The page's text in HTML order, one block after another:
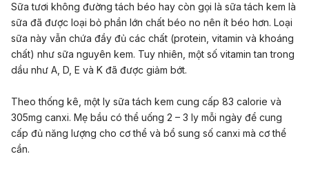
Sữa tươi không đường tách béo hay còn gọi là sữa tách kem là
sữa đã được loại bỏ phần lớn chất béo no nên ít béo hơn. Loại
sữa này vẫn chứa đầy đủ các chất (protein, vitamin và khoáng
chất) như sữa nguyên kem. Tuy nhiên, một số vitamin tan trong
dầu như A, D, E và K đã được giảm bớt.
Theo thống kê, một ly sữa tách kem cung cấp 83 calorie và
305mg canxi. Mẹ bầu có thể uống 2 – 3 ly mỗi ngày để cung
cấp đủ năng lượng cho cơ thể và bổ sung số canxi mà cơ thể
cần.